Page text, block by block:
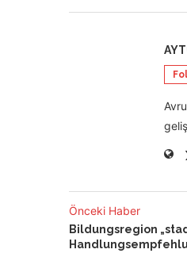
Önceki Haber
Bildungsregion